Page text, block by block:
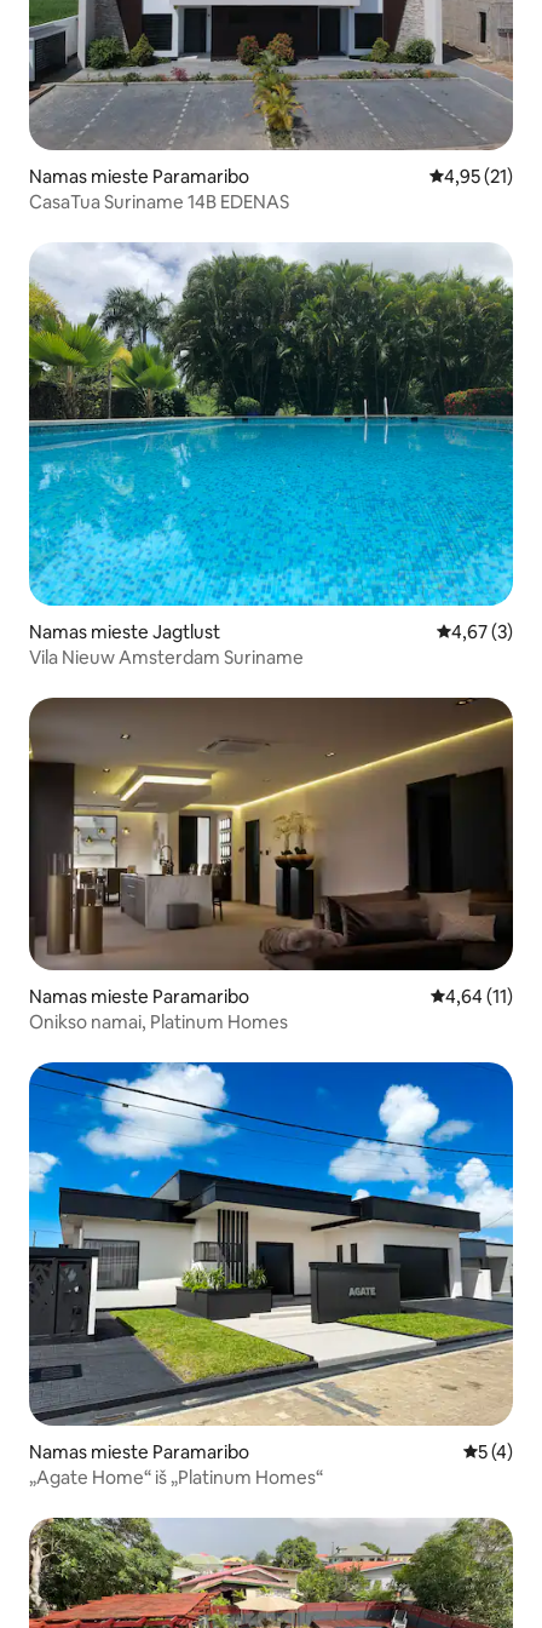
Namas mieste Paramaribo Vidutinis
4,95 (21)
CasaTua Suriname 14B EDENAS
Namas mieste Jagtlust Vidutinis
4,67 (3)
Vila Nieuw Amsterdam Suriname
Namas mieste Paramaribo Vidutinis
4,64 (11)
Onikso namai, Platinum Homes
Namas mieste Paramaribo Vidutinis
5 (4)
„Agate Home“ iš „Platinum Homes“